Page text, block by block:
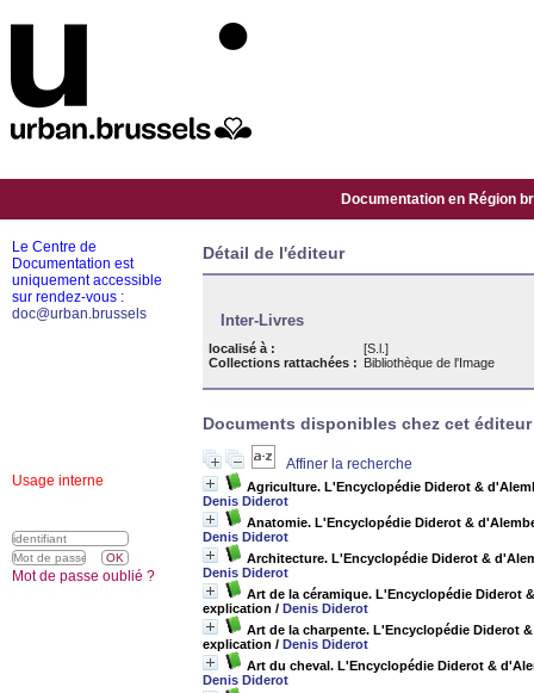
Documentation en Région
Détail de l'éditeur
Inter-Livres
localisé à :
[S.l.]
Collections rattachées : Bibliothèque de l'Image
Documents disponibles chez cet éditeur
Affiner la recherche
Agriculture. L'Encyclopédie Diderot &
Denis Diderot
Anatomie. L'Encyclopédie Diderot &
Denis Diderot
Architecture. L'Encyclopédie Diderot &
Denis Diderot
Art de la céramique. L'Encyclopédie Diderot
explication / Denis Diderot
Art de la charpente. L'Encyclopédie Diderot
explication / Denis Diderot
Art du cheval. L'Encyclopédie Diderot &
Denis Diderot
Le Centre de
Documentation est
uniquement accessible
sur rendez-vous :
doc@urban.brussels
Usage interne
Mot de passe oublié ?